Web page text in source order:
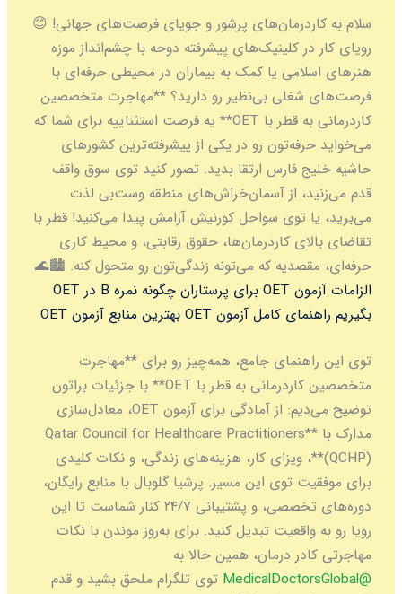
سلام به کاردرمان‌های پرشور و جویای فرصت‌های جهانی! 😊
رویای کار در کلینیک‌های پیشرفته دوحه با چشم‌انداز موزه
هنرهای اسلامی یا کمک به بیماران در محیطی حرفه‌ای با
فرصت‌های شغلی بی‌نظیر رو دارید؟ **مهاجرت متخصصین
کاردرمانی به قطر با OET** یه فرصت استثناییه برای شما که
می‌خواید حرفه‌تون رو در یکی از پیشرفته‌ترین کشورهای
حاشیه خلیج فارس ارتقا بدید. تصور کنید توی سوق واقف
قدم می‌زنید، از آسمان‌خراش‌های منطقه وست‌بی لذت
می‌برید، یا توی سواحل کورنیش آرامش پیدا می‌کنید! قطر با
تقاضای بالای کاردرمان‌ها، حقوق رقابتی، و محیط کاری
حرفه‌ای، مقصدیه که می‌تونه زندگی‌تون رو متحول کنه. 🏙️🌊
الزامات آزمون OET برای پرستاران
چگونه نمره B در OET
بگیریم راهنمای کامل آزمون OET بهترین منابع آزمون OET
توی این راهنمای جامع، همه‌چیز رو برای **مهاجرت
متخصصین کاردرمانی به قطر با OET** با جزئیات براتون
توضیح می‌دیم: از آمادگی برای آزمون OET، معادل‌سازی
مدارک با **Qatar Council for Healthcare Practitioners
(QCHP)**، ویزای کار، هزینه‌های زندگی، و نکات کلیدی
برای موفقیت توی این مسیر. پرشیا گلوبال با منابع رایگان،
دوره‌های تخصصی، و پشتیبانی ۲۴/۷ کنار شماست تا این
رویا رو به واقعیت تبدیل کنید. برای به‌روز موندن با نکات
مهاجرتی کادر درمان، همین حالا به
@MedicalDoctorsGlobal
توی تلگرام ملحق بشید و قدم